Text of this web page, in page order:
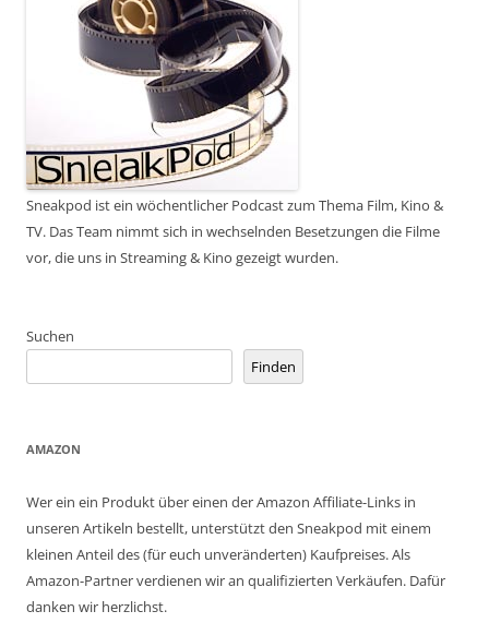
Sneakpod ist ein wöchentlicher Podcast zum Thema Film, Kino &
TV. Das Team nimmt sich in wechselnden Besetzungen die Filme
vor, die uns in Streaming & Kino gezeigt wurden.
Suchen
Finden
AMAZON
Wer ein ein Produkt über einen der Amazon Affiliate-Links in
unseren Artikeln bestellt, unterstützt den Sneakpod mit einem
kleinen Anteil des (für euch unveränderten) Kaufpreises. Als
Amazon-Partner verdienen wir an qualifizierten Verkäufen. Dafür
danken wir herzlichst.